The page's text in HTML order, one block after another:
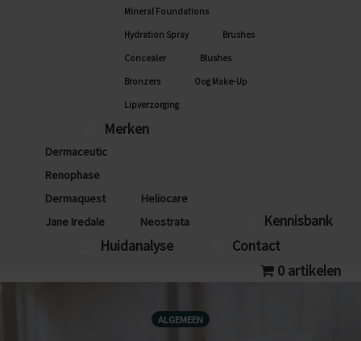
Mineral Foundations
Hydration Spray Brushes
Concealer Blushes
Bronzers Oog Make-Up
Lipverzorging
Merken
Dermaceutic
Renophase
Dermaquest
Heliocare
Jane Iredale
Neostrata
Kennisbank
Huidanalyse
Contact
0 artikelen
ALGEMEEN